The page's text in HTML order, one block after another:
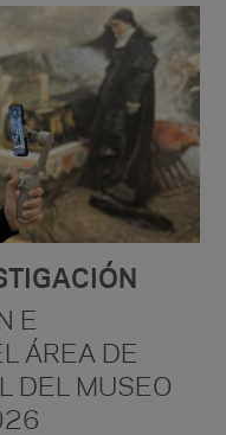
E
ÁREA DE
DEL MUSEO